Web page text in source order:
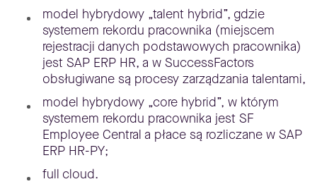
model hybrydowy „talent hybrid”, gdzie
systemem rekordu pracownika (miejscem
rejestracji danych podstawowych pracownika)
jest SAP ERP HR, a w SuccessFactors
obsługiwane są procesy zarządzania talentami,
model hybrydowy „core hybrid”, w którym
systemem rekordu pracownika jest SF
Employee Central a płace są rozliczane w SAP
ERP HR-PY;
full cloud.